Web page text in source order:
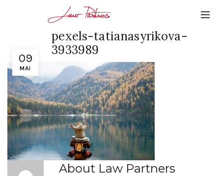
09
MAI
pexels-tatianasyrikova-
3933989
About Law Partners